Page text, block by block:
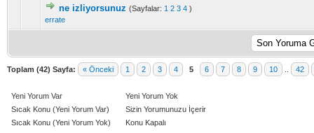
ne izliyorsunuz (Sayfalar: 1 2 3 4 )
errate
Toplam (42) Sayfa: « Önceki 1 2 3 4 5 6 7 8 9 10 42
Yeni Yorum Var
Sıcak Konu (Yeni Yorum Var)
Sıcak Konu (Yeni Yorum Yok)
Yeni Yorum Yok
Sizin Yorumunuzu İçerir
Konu Kapalı